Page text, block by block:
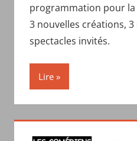
programmation pour la
3 nouvelles créations,
spectacles invités.
Lire